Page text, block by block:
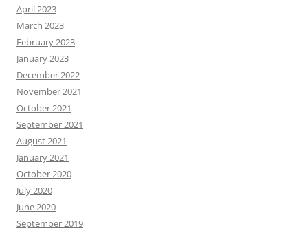
April 2023
March 2023
February 2023
January 2023
December 2022
November 2021
October 2021
September 2021
August 2021
January 2021
October 2020
July 2020
June 2020
September 2019